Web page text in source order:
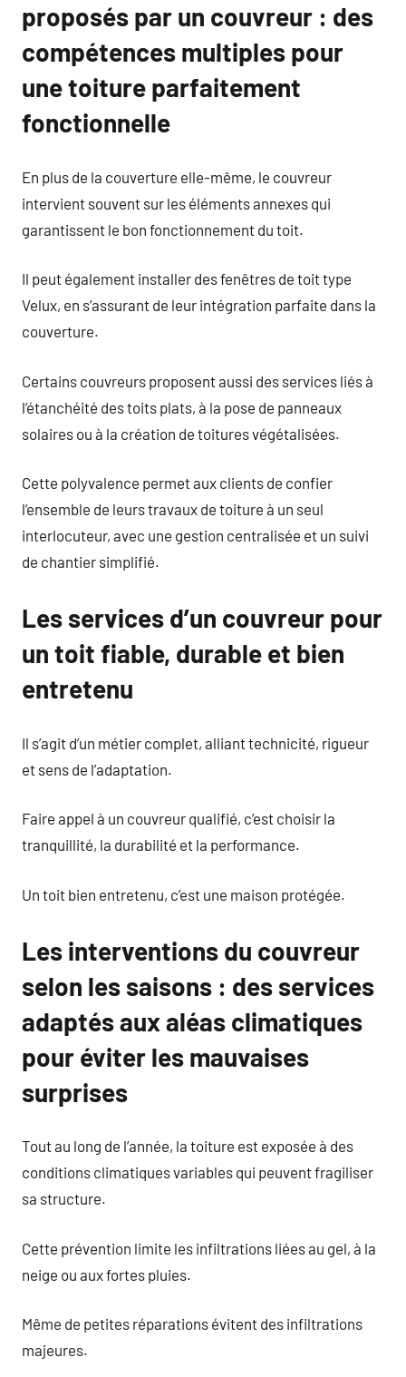
proposés par un couvreur : des
compétences multiples pour
une toiture parfaitement
fonctionnelle
En plus de la couverture elle-même, le couvreur
intervient souvent sur les éléments annexes qui
garantissent le bon fonctionnement du toit.
Il peut également installer des fenêtres de toit type
Velux, en s’assurant de leur intégration parfaite dans la
couverture.
Certains couvreurs proposent aussi des services liés à
l’étanchéité des toits plats, à la pose de panneaux
solaires ou à la création de toitures végétalisées.
Cette polyvalence permet aux clients de confier
l’ensemble de leurs travaux de toiture à un seul
interlocuteur, avec une gestion centralisée et un suivi
de chantier simplifié.
Les services d’un couvreur pour
un toit fiable, durable et bien
entretenu
Il s’agit d’un métier complet, alliant technicité, rigueur
et sens de l’adaptation.
Faire appel à un couvreur qualifié, c’est choisir la
tranquillité, la durabilité et la performance.
Un toit bien entretenu, c’est une maison protégée.
Les interventions du couvreur
selon les saisons : des services
adaptés aux aléas climatiques
pour éviter les mauvaises
surprises
Tout au long de l’année, la toiture est exposée à des
conditions climatiques variables qui peuvent fragiliser
sa structure.
Cette prévention limite les infiltrations liées au gel, à la
neige ou aux fortes pluies.
Même de petites réparations évitent des infiltrations
majeures.